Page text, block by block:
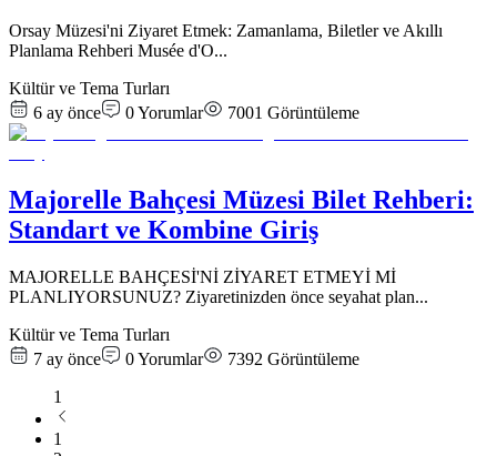
Orsay Müzesi'ni Ziyaret Etmek: Zamanlama, Biletler ve Akıllı
Planlama Rehberi Musée d'O...
Kültür ve Tema Turları
6 ay önce
0Yorumlar 7001 Görüntüleme
Majorelle Bahçesi Müzesi Bilet Rehberi:
Standart ve Kombine Giriş
MAJORELLE BAHÇESİ'Nİ ZİYARET ETMEYİ Mİ
PLANLIYORSUNUZ? Ziyaretinizden önce seyahat plan...
Kültür ve Tema Turları
7 ay önce
0Yorumlar 7392 Görüntüleme
1
1